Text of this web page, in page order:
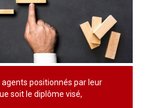
agents positionnés par leur
soit le diplôme visé,